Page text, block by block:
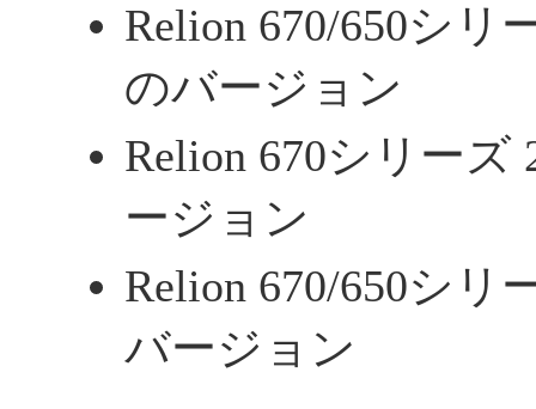
Relion 670/650シリ
のバージョン
Relion 670シリー
ージョン
Relion 670/650シリ
バージョン